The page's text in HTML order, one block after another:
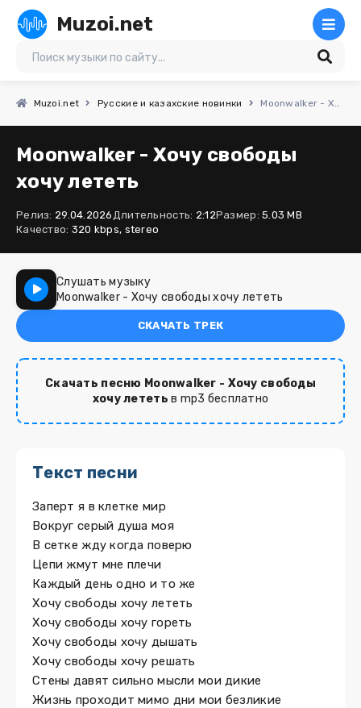
Muzoi.net
Muzoi.net Русские и казахские новинки Moonwalker - Хочу свободы хочу лететь
Moonwalker - Хочу свободы
хочу лететь
Релиз: 29.04.2026Длительность: 2:12Размер: 5.03 MB
Качество: 320 kbps, stereo
Слушать музыку
Moonwalker - Хочу свободы хочу лететь
СКАЧАТЬ ТРЕК
Скачать песню Moonwalker - Хочу свободы
хочу лететь в mp3 бесплатно
Текст песни
Заперт я в клетке мир
Вокруг серый душа моя
В сетке жду когда поверю
Цепи жмут мне плечи
Каждый день одно и то же
Хочу свободы хочу лететь
Хочу свободы хочу гореть
Хочу свободы хочу дышать
Хочу свободы хочу решать
Стены давят сильно мысли мои дикие
Жизнь проходит мимо дни мои безликие